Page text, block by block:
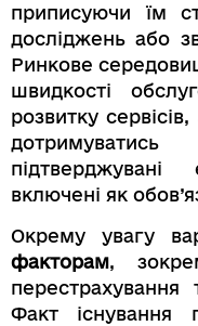
приписуючи їм
досліджень або
Ринкове
швидкості
розвит­ку
включені як
Окрему увагу
факторам,
Факт існування